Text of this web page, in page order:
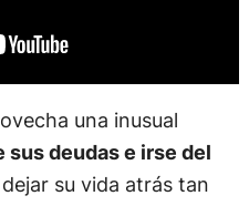
una inusual
sus deudas e irse del
su vida atrás tan